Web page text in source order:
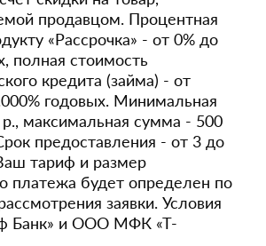
продавцом. Процентная
«Рассрочка» - от 0% до
полная стоимость
кредита (займа) - от
годовых. Минимальная
максимальная сумма - 500
предоставления - от 3 до
тариф и размер
платежа будет определен по
заявки. Условия
Банк» и ООО МФК «Т-